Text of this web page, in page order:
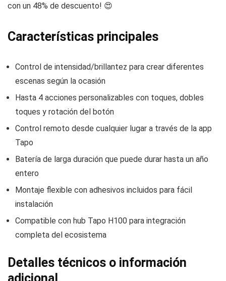
con un 48% de descuento! 😍
Características principales
Control de intensidad/brillantez para crear diferentes
escenas según la ocasión
Hasta 4 acciones personalizables con toques, dobles
toques y rotación del botón
Control remoto desde cualquier lugar a través de la app
Tapo
Batería de larga duración que puede durar hasta un año
entero
Montaje flexible con adhesivos incluidos para fácil
instalación
Compatible con hub Tapo H100 para integración
completa del ecosistema
Detalles técnicos o información
adicional